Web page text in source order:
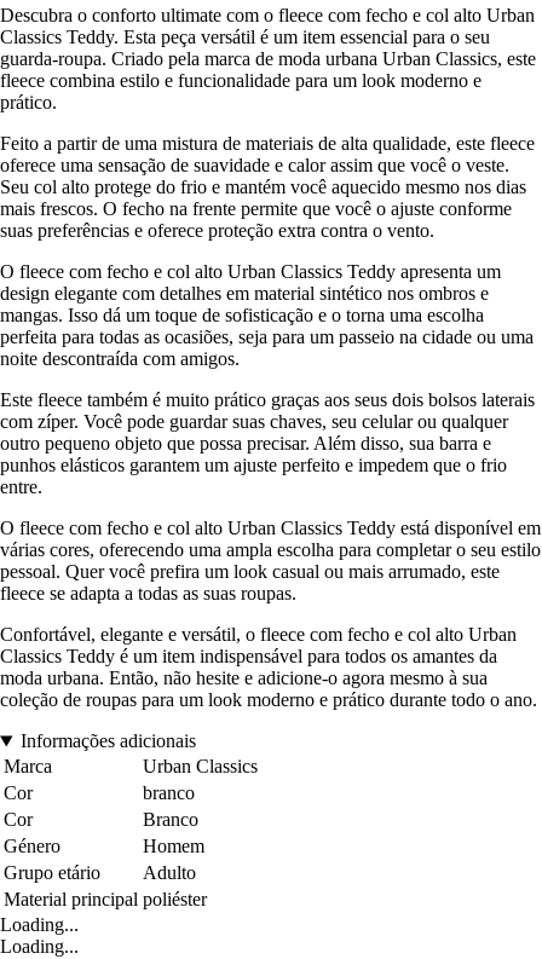
Descubra o conforto ultimate com o fleece com fecho e col alto Urban
Classics Teddy. Esta peça versátil é um item essencial para o seu
guarda-roupa. Criado pela marca de moda urbana Urban Classics, este
fleece combina estilo e funcionalidade para um look moderno e
prático.
Feito a partir de uma mistura de materiais de alta qualidade, este fleece
oferece uma sensação de suavidade e calor assim que você o veste.
Seu col alto protege do frio e mantém você aquecido mesmo nos dias
mais frescos. O fecho na frente permite que você o ajuste conforme
suas preferências e oferece proteção extra contra o vento.
O fleece com fecho e col alto Urban Classics Teddy apresenta um
design elegante com detalhes em material sintético nos ombros e
mangas. Isso dá um toque de sofisticação e o torna uma escolha
perfeita para todas as ocasiões, seja para um passeio na cidade ou uma
noite descontraída com amigos.
Este fleece também é muito prático graças aos seus dois bolsos laterais
com zíper. Você pode guardar suas chaves, seu celular ou qualquer
outro pequeno objeto que possa precisar. Além disso, sua barra e
punhos elásticos garantem um ajuste perfeito e impedem que o frio
entre.
O fleece com fecho e col alto Urban Classics Teddy está disponível em
várias cores, oferecendo uma ampla escolha para completar o seu estilo
pessoal. Quer você prefira um look casual ou mais arrumado, este
fleece se adapta a todas as suas roupas.
Confortável, elegante e versátil, o fleece com fecho e col alto Urban
Classics Teddy é um item indispensável para todos os amantes da
moda urbana. Então, não hesite e adicione-o agora mesmo à sua
coleção de roupas para um look moderno e prático durante todo o ano.
Informações adicionais
Marca
Urban Classics
Cor
branco
Cor
Branco
Género
Homem
Grupo etário
Adulto
Material principal poliéster
Loading...
Loading...